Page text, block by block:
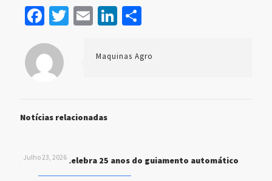
Facebook
Twitter
EmailLinkedIn
Share
Maquinas Agro
Notícias relacionadas
Julho 23, 2026
John Deere celebra 25 anos do guiamento automático